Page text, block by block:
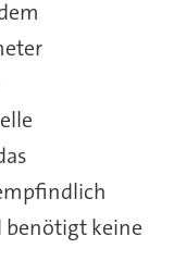
benötigt keine